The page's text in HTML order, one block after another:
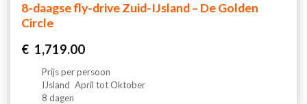
8-daagse fly-drive Zuid-IJsland – De Golden
Circle
€ 1,719.00
Prijs per persoon
IJsland April tot Oktober
8 dagen